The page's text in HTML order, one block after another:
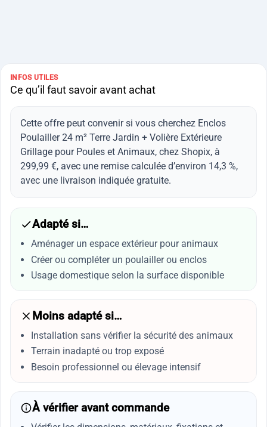
INFOS UTILES
Ce qu’il faut savoir avant achat
Cette offre peut convenir si vous cherchez Enclos
Poulailler 24 m² Terre Jardin + Volière Extérieure
Grillage pour Poules et Animaux, chez Shopix, à
299,99 €, avec une remise calculée d’environ 14,3 %,
avec une livraison indiquée gratuite.
Adapté si…
Aménager un espace extérieur pour animaux
Créer ou compléter un poulailler ou enclos
Usage domestique selon la surface disponible
Moins adapté si…
Installation sans vérifier la sécurité des animaux
Terrain inadapté ou trop exposé
Besoin professionnel ou élevage intensif
À vérifier avant commande